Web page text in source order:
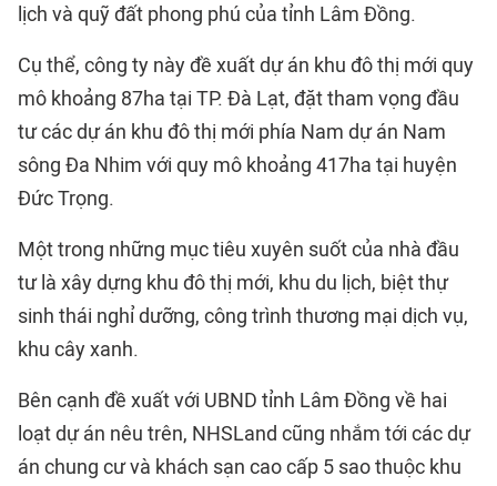
lịch và quỹ đất phong phú của tỉnh Lâm Đồng.
Cụ thể, công ty này đề xuất dự án khu đô thị mới quy
mô khoảng 87ha tại TP. Đà Lạt, đặt tham vọng đầu
tư các dự án khu đô thị mới phía Nam dự án Nam
sông Đa Nhim với quy mô khoảng 417ha tại huyện
Đức Trọng.
Một trong những mục tiêu xuyên suốt của nhà đầu
tư là xây dựng khu đô thị mới, khu du lịch, biệt thự
sinh thái nghỉ dưỡng, công trình thương mại dịch vụ,
khu cây xanh.
Bên cạnh đề xuất với UBND tỉnh Lâm Đồng về hai
loạt dự án nêu trên, NHSLand cũng nhắm tới các dự
án chung cư và khách sạn cao cấp 5 sao thuộc khu